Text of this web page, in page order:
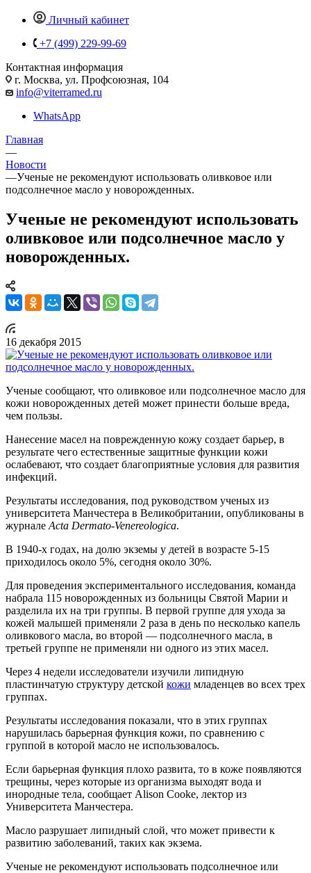
Личный кабинет
+7 (499) 229-99-69
Контактная информация
г. Москва, ул. Профсоюзная, 104
info@viterramed.ru
WhatsApp
Главная
—
Новости
—Ученые не рекомендуют использовать оливковое или
подсолнечное масло у новорожденных.
Ученые не рекомендуют использовать
оливковое или подсолнечное масло у
новорожденных.
16 декабря 2015
Ученые сообщают, что оливковое или подсолнечное масло для
кожи новорожденных детей может принести больше вреда,
чем пользы.
Нанесение масел на поврежденную кожу создает барьер, в
результате чего естественные защитные функции кожи
ослабевают, что создает благоприятные условия для развития
инфекций.
Результаты исследования, под руководством ученых из
университета Манчестера в Великобритании, опубликованы в
журнале Acta Dermato-Venereologica.
В 1940-х годах, на долю экземы у детей в возрасте 5-15
приходилось около 5%, сегодня около 30%.
Для проведения экспериментального исследования, команда
набрала 115 новорожденных из больницы Святой Марии и
разделила их на три группы. В первой группе для ухода за
кожей малышей применяли 2 раза в день по несколько капель
оливкового масла, во второй — подсолнечного масла, в
третьей группе не применяли ни одного из этих масел.
Через 4 недели исследователи изучили липидную
пластинчатую структуру детской кожи младенцев во всех трех
группах.
Результаты исследования показали, что в этих группах
нарушилась барьерная функция кожи, по сравнению с
группой в которой масло не использовалось.
Если барьерная функция плохо развита, то в коже появляются
трещины, через которые из организма выходят вода и
инородные тела, сообщает Alison Cooke, лектор из
Университета Манчестера.
Масло разрушает липидный слой, что может привести к
развитию заболеваний, таких как экзема.
Ученые не рекомендуют использовать подсолнечное или